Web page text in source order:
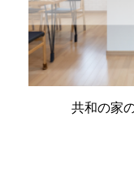
共和の家